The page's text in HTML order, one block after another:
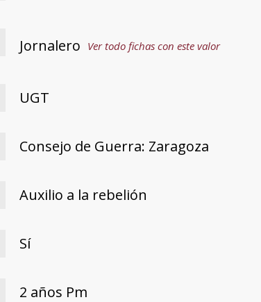
Jornalero Ver todo fichas con este valor
UGT
Consejo de Guerra: Zaragoza
Auxilio a la rebelión
Sí
2 años Pm